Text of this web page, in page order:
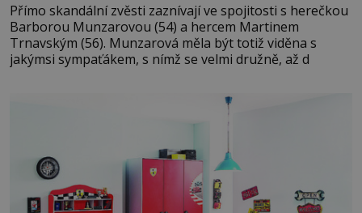
Přímo skandální zvěsti zaznívají ve spojitosti s herečkou
Barborou Munzarovou (54) a hercem Martinem
Trnavským (56). Munzarová měla být totiž viděna s
jakýmsi sympaťákem, s nímž se velmi družně, až d